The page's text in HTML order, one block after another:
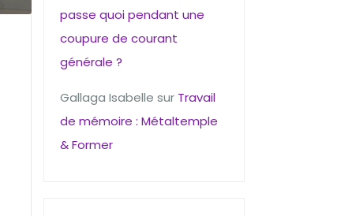
passe quoi pendant une
coupure de courant
générale ?
Gallaga Isabelle sur Travail
de mémoire : Métaltemple
& Former